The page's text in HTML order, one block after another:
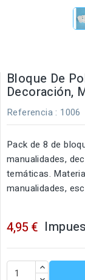
Bloque De
Decoración,
Referencia : 1006
Pack de 8 de
manualidades,
temáticas.
manualidades,
4,95 €